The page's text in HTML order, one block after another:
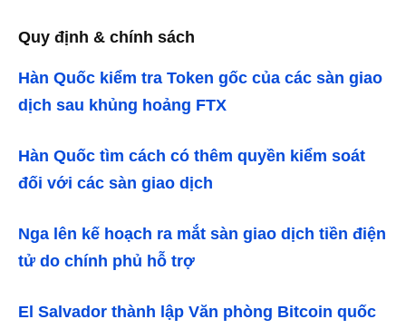
Quy định & chính sách
Hàn Quốc kiểm tra Token gốc của các sàn giao
dịch sau khủng hoảng FTX
Hàn Quốc tìm cách có thêm quyền kiểm soát
đối với các sàn giao dịch
Nga lên kế hoạch ra mắt sàn giao dịch tiền điện
tử do chính phủ hỗ trợ
El Salvador thành lập Văn phòng Bitcoin quốc